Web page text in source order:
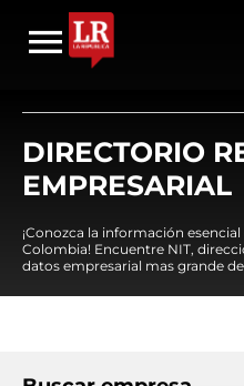
DIRECTORIO
EMPRESARIAL
¡Conozca la información
Colombia! Encuentre NIT,
datos empresarial mas grande